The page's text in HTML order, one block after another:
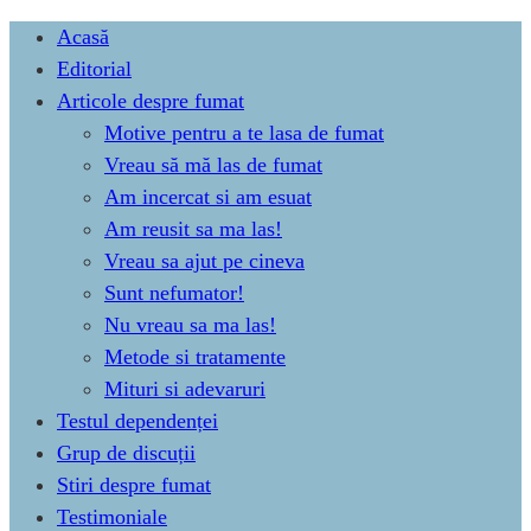
Skip
content
Acasă
Editorial
Articole despre fumat
Motive pentru a te lasa de fumat
Vreau să mă las de fumat
Am incercat si am esuat
Am reusit sa ma las!
Vreau sa ajut pe cineva
Sunt nefumator!
Nu vreau sa ma las!
Metode si tratamente
Mituri si adevaruri
Testul dependenței
Grup de discuții
Stiri despre fumat
Testimoniale